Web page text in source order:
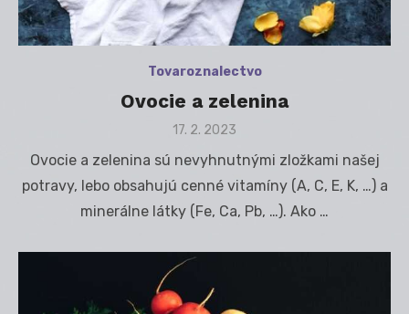
Tovaroznalectvo
Ovocie a zelenina
Posted
17. 2. 2023
Ovocie a zelenina sú nevyhnutnými zložkami našej
potravy, lebo obsahujú cenné vitamíny (A, C, E, K, …) a
minerálne látky (Fe, Ca, Pb, …). Ako …